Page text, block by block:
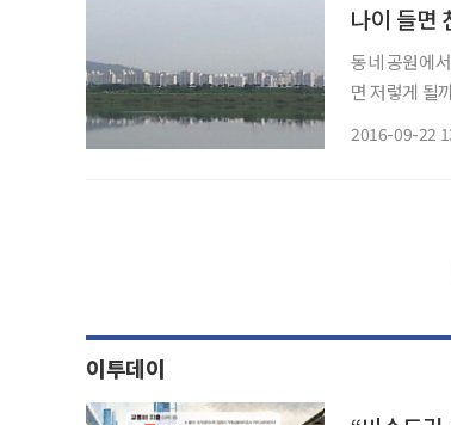
나이 들면
동네 공원에
면 저렇게 될
2016-09-22
이투데이